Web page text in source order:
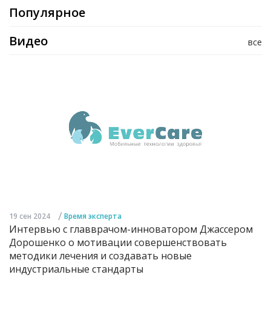
Популярное
все
Видео
19 сен 2024 / Время эксперта
Интервью с главврачом-инноватором Джассером
Дорошенко о мотивации совершенствовать
методики лечения и создавать новые
индустриальные стандарты